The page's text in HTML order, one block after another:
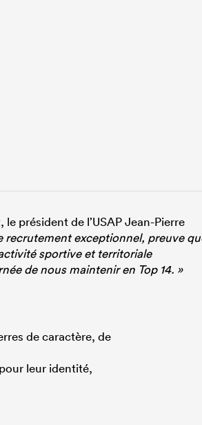
président de l’USAP Jean-Pierre
recrutement exceptionnel, preuve
sportive et territoriale
de nous maintenir en Top 14. »
de caractère, de
leur identité,